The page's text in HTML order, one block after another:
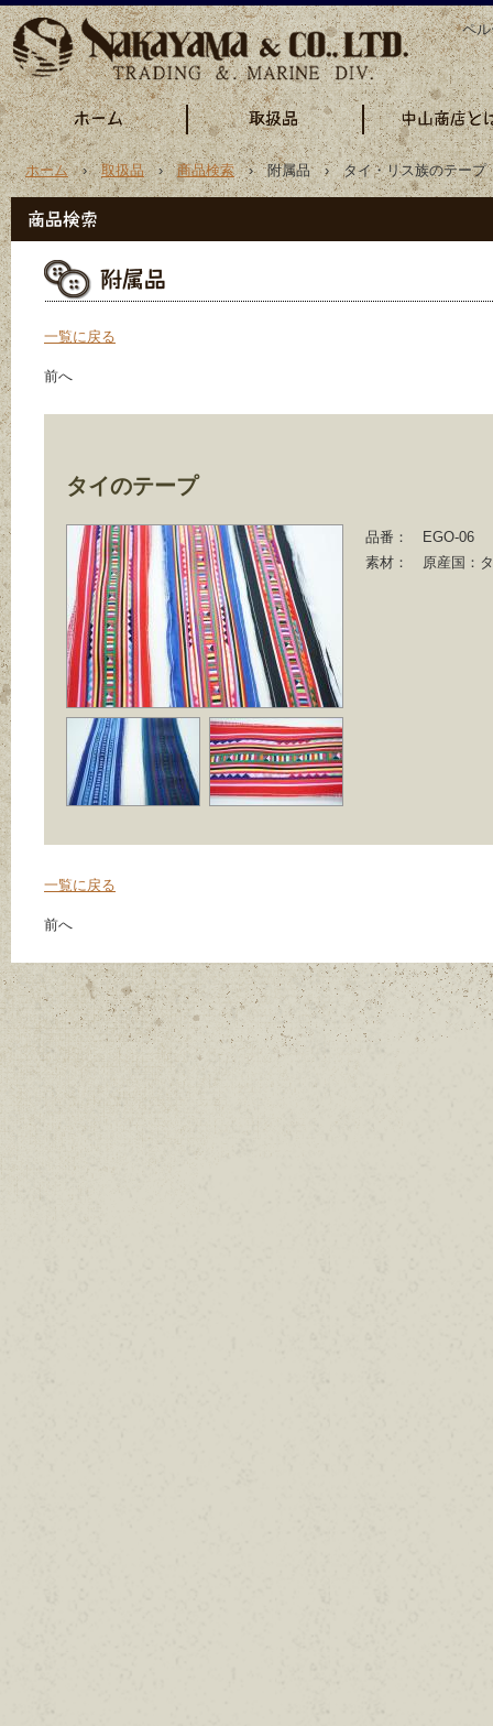
ペ
ホーム›取扱品›商品検索› 附属品 › タイ・リス族のテープ
一覧に戻る
前へ
タイのテープ
品番：
EGO-06
素材：
原産国：
一覧に戻る
前へ